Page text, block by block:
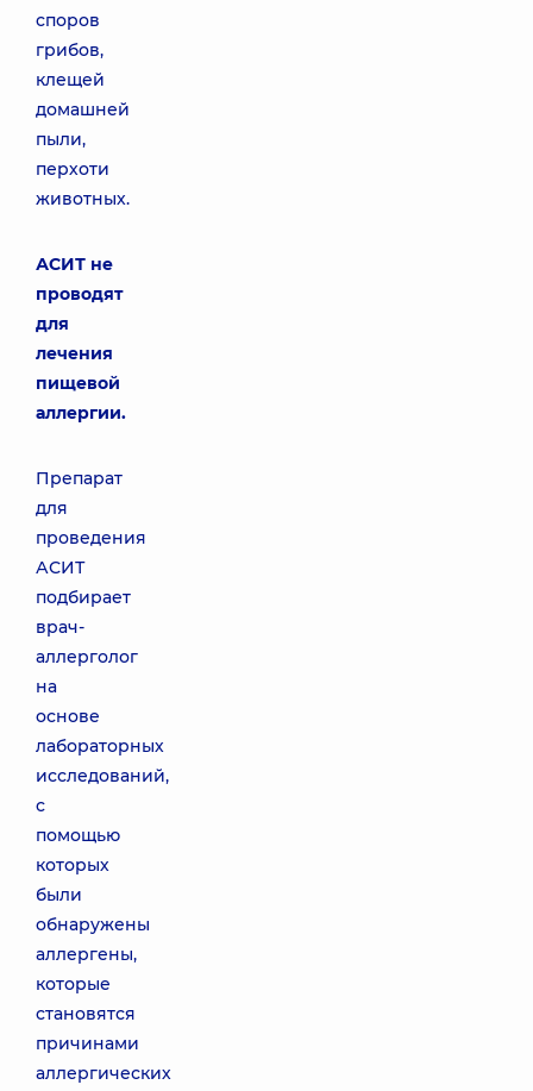
споров
грибов,
клещей
домашней
пыли,
перхоти
животных.
АСИТ не
проводят
для
лечения
пищевой
аллергии.
Препарат
для
проведения
АСИТ
подбирает
врач-
аллерголог
на
основе
лабораторных
исследований,
с
помощью
которых
были
обнаружены
аллергены,
которые
становятся
причинами
аллергических